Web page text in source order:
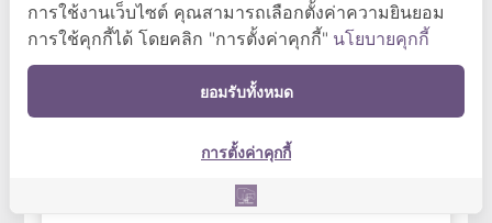
Ms. Juree Punsuk
Cleaner
การใช้งานเว็บไซต์ คุณสามารถเลือกตั้งค่าความยินยอม
การใช้คุกกี้ได้ โดยคลิก "การตั้งค่าคุกกี้" นโยบายคุกกี้
ยอมรับทั้งหมด
การตั้งค่าคุกกี้